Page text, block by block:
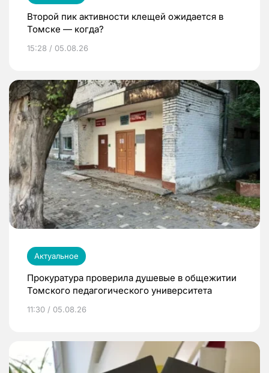
Второй пик активности клещей ожидается в
Томске — когда?
15:28 / 05.08.26
Актуальное
Прокуратура проверила душевые в общежитии
Томского педагогического университета
11:30 / 05.08.26